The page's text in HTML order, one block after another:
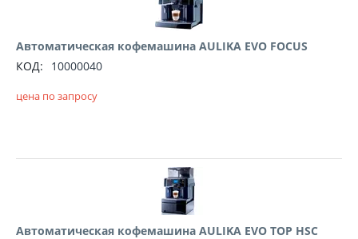
Автоматическая кофемашина AULIKA EVO FOCUS
КОД:
10000040
цена по запросу
Автоматическая кофемашина AULIKA EVO TOP HSC